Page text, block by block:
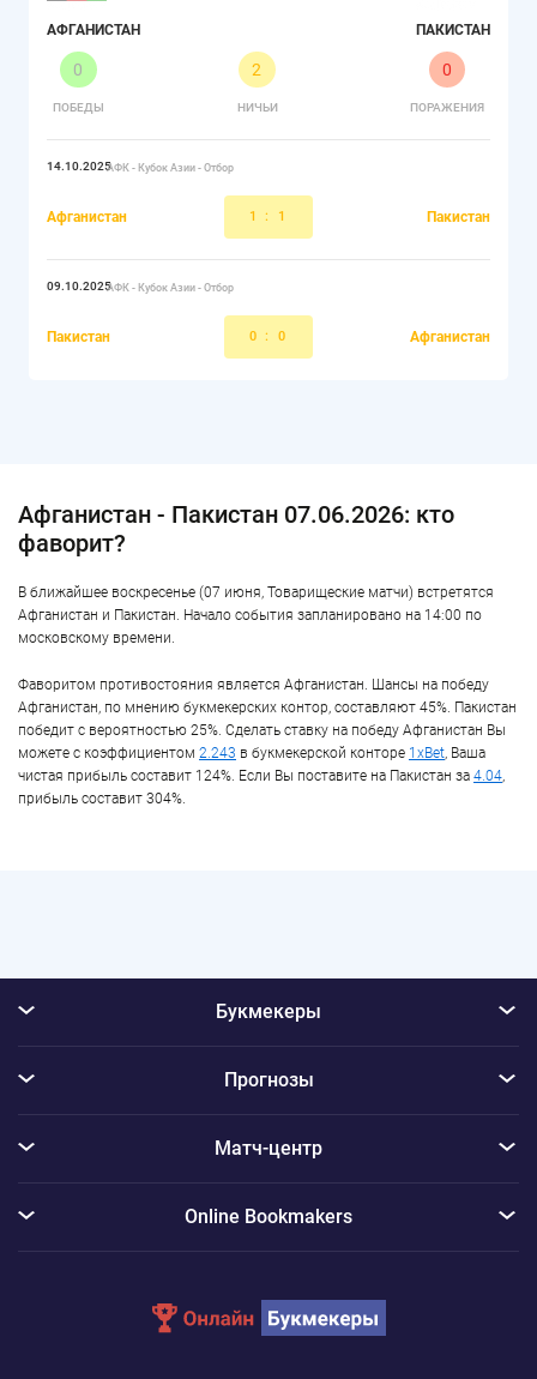
АФГАНИСТАН
0
ПОБЕДЫ
2
НИЧЬИ
0
ПОРАЖЕНИЯ
ПАКИСТАН
14.10.2025АФК - Кубок Азии - Отбор
Афганистан 1 : 1 Пакистан
09.10.2025АФК - Кубок Азии - Отбор
Пакистан 0 : 0 Афганистан
Афганистан - Пакистан 07.06.2026: кто
фаворит?
В ближайшее воскресенье (07 июня, Товарищеские матчи) встретятся
Афганистан и Пакистан. Начало события запланировано на 14:00 по
московскому времени.
Фаворитом противостояния является Афганистан. Шансы на победу
Афганистан, по мнению букмекерских контор, составляют 45%. Пакистан
победит с вероятностью 25%. Сделать ставку на победу Афганистан Вы
можете с коэффициентом 2.243 в букмекерской конторе 1xBet, Ваша
чистая прибыль составит 124%. Если Вы поставите на Пакистан за 4.04,
прибыль составит 304%.
Букмекеры
Прогнозы
Матч-центр
Online Bookmakers